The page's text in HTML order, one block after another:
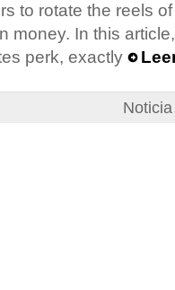
to rotate the reels
money. In this
perk, exactly